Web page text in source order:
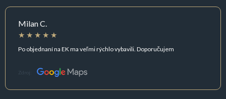
Milan C.
Po objednaní na EK ma veľmi rýchlo vybavili. Doporučujem
Zdroj: